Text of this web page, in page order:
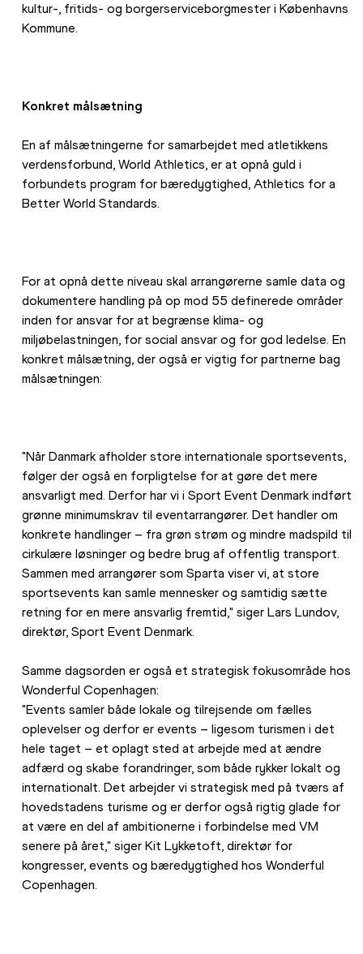
kultur-, fritids- og borgerserviceborgmester i Københavns
Kommune.
Konkret målsætning
En af målsætningerne for samarbejdet med atletikkens
verdensforbund, World Athletics, er at opnå guld i
forbundets program for bæredygtighed, Athletics for a
Better World Standards.
For at opnå dette niveau skal arrangørerne samle data og
dokumentere handling på op mod 55 definerede områder
inden for ansvar for at begrænse klima- og
miljøbelastningen, for social ansvar og for god ledelse. En
konkret målsætning, der også er vigtig for partnerne bag
målsætningen:
"Når Danmark afholder store internationale sportsevents,
følger der også en forpligtelse for at gøre det mere
ansvarligt med. Derfor har vi i Sport Event Denmark indført
grønne minimumskrav til eventarrangører. Det handler om
konkrete handlinger – fra grøn strøm og mindre madspild til
cirkulære løsninger og bedre brug af offentlig transport.
Sammen med arrangører som Sparta viser vi, at store
sportsevents kan samle mennesker og samtidig sætte
retning for en mere ansvarlig fremtid," siger Lars Lundov,
direktør, Sport Event Denmark.
Samme dagsorden er også et strategisk fokusområde hos
Wonderful Copenhagen:
"Events samler både lokale og tilrejsende om fælles
oplevelser og derfor er events – ligesom turismen i det
hele taget – et oplagt sted at arbejde med at ændre
adfærd og skabe forandringer, som både rykker lokalt og
internationalt. Det arbejder vi strategisk med på tværs af
hovedstadens turisme og er derfor også rigtig glade for
at være en del af ambitionerne i forbindelse med VM
senere på året," siger Kit Lykketoft, direktør for
kongresser, events og bæredygtighed hos Wonderful
Copenhagen.